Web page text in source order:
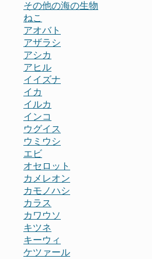
その他の海の生物
ねこ
アオバト
アザラシ
アシカ
アヒル
イイズナ
イカ
イルカ
インコ
ウグイス
ウミウシ
エビ
オセロット
カメレオン
カモノハシ
カラス
カワウソ
キツネ
キーウィ
ケツァール